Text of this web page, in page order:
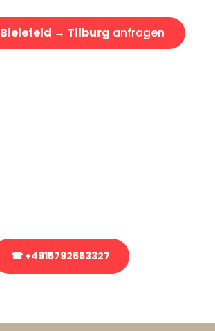
Bielefeld → Tilburg anfragen
☎ +4915792653327